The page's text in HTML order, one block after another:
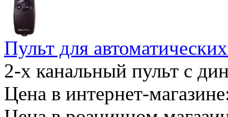
Пульт для
2-х канальный пульт с
Цена в интернет-